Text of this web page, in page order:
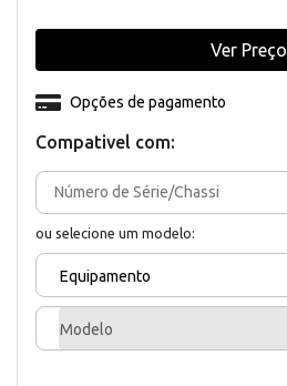
Compativel com:
ou selecione um modelo:
Equipamento
Modelo
Opções de pagamento
Ver Preço